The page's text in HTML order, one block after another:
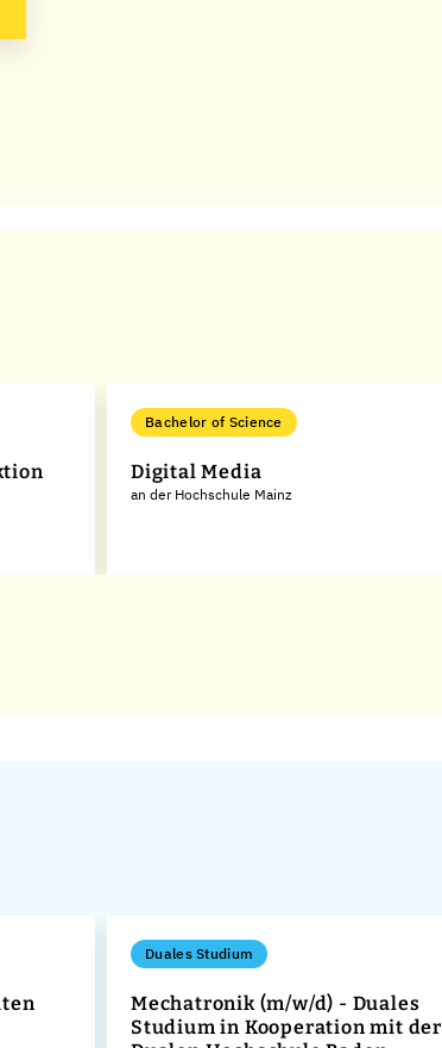
Bachelor of Science
Digital Media
an der Hochschule Mainz
Duales Studium
Mechatronik (m/w/d) - Duales
Studium in Kooperation mit der